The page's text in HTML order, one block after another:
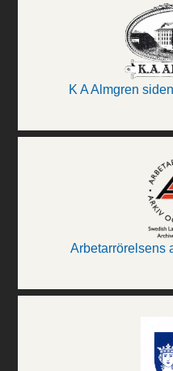
K A Almgren
Arbetarrörelsens